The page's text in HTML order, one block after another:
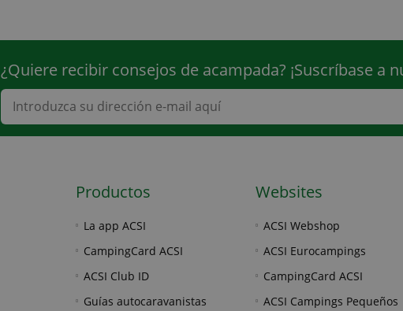
¿Quiere recibir consejos de acampada? ¡Suscríbase a
Productos
La app ACSI
CampingCard ACSI
ACSI Club ID
Guías autocaravanistas
Websites
ACSI Webshop
ACSI Eurocampings
CampingCard ACSI
ACSI Campings Pequeños